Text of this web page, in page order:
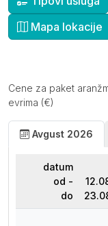
Cene za paket
evrima (€)
Avgust 2026
datum
od -
do
Mapa lokacije